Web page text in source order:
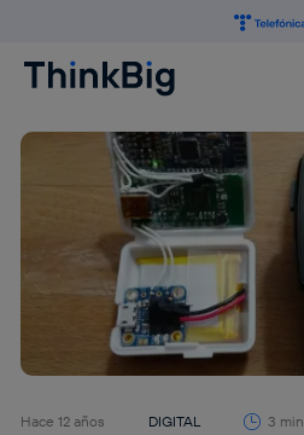
Hace 12 años DIGITAL 3 min